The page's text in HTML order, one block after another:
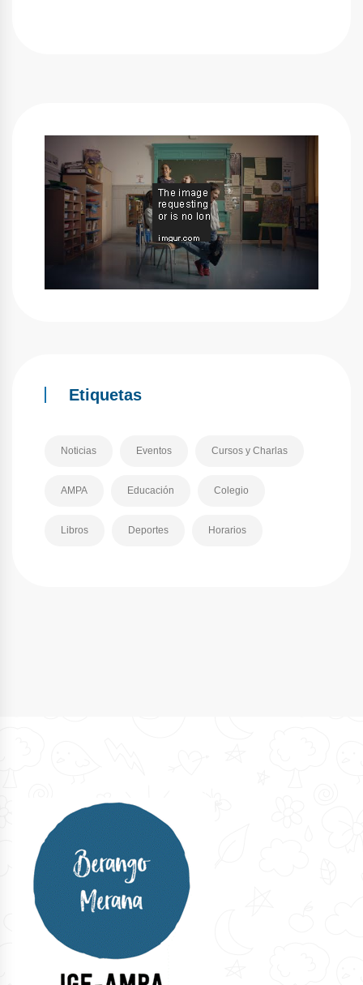
Etiquetas
Noticias Eventos Cursos y Charlas
AMPA Educación Colegio
Libros Deportes Horarios